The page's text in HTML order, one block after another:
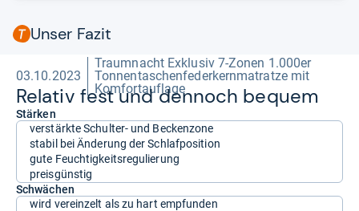
Unser Fazit
03.10.2023
Traumnacht Exklusiv 7-Zonen 1.000er
Tonnentaschenfederkernmatratze mit
Komfortauflage
Rela­tiv fest und den­noch bequem
Stärken
verstärkte Schulter- und Beckenzone
stabil bei Änderung der Schlafposition
gute Feuchtigkeitsregulierung
preisgünstig
Schwächen
wird vereinzelt als zu hart empfunden